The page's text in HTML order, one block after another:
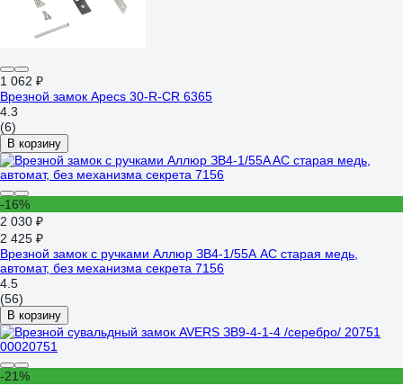
1 062 ₽
Врезной замок Apecs 30-R-CR 6365
4.3
(6)
В корзину
-16%
2 030 ₽
2 425 ₽
Врезной замок с ручками Аллюр ЗВ4-1/55A AC старая медь,
автомат, без механизма секрета 7156
4.5
(56)
В корзину
-21%